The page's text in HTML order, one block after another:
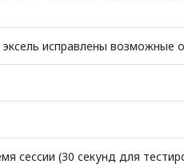
исправлены возможные
сессии (30 секунд для